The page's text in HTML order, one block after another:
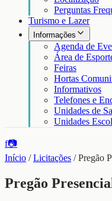
Perguntas
Turismo e Lazer
Informações
Agenda de
Área de
Feiras
Hortas
Informativos
Telefones e
Unidades de
Unidades
f📷
Início /Licitações /Pregão
Pregão